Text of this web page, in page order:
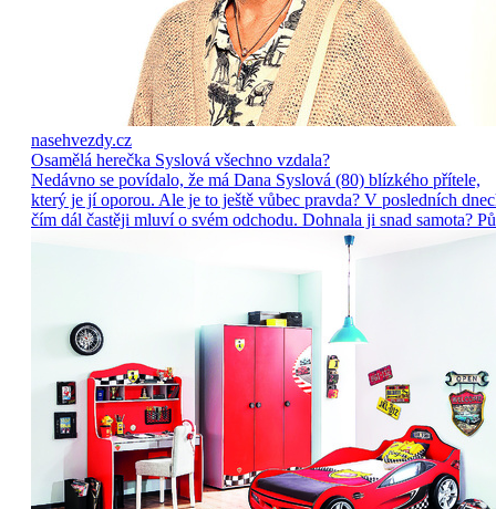
nasehvezdy.cz
Osamělá herečka Syslová všechno vzdala?
Nedávno se povídalo, že má Dana Syslová (80) blízkého přítele,
který je jí oporou. Ale je to ještě vůbec pravda? V posledních
čím dál častěji mluví o svém odchodu. Dohnala ji snad samota?